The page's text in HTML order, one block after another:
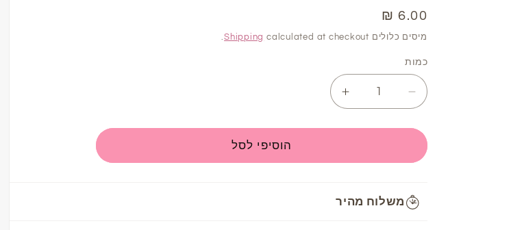
מחיר
רגיל
6.00 ₪
מיסים כלולים Shipping calculated at checkout.
כמות
Decrease
quantity
for
רקמה
Mouline
-
Increase
quantity
for
רקמה
הוסיפי לסל
משלוח מהיר